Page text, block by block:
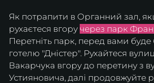
Як потрапити в Органний зал,
рухаєтеся вгору через парк
Перетніть парк, перед вами буде
готелю "Дністер". Рухайтеся
Вакарчука вгору до перетину з
Устияновича, далі продовжуйте